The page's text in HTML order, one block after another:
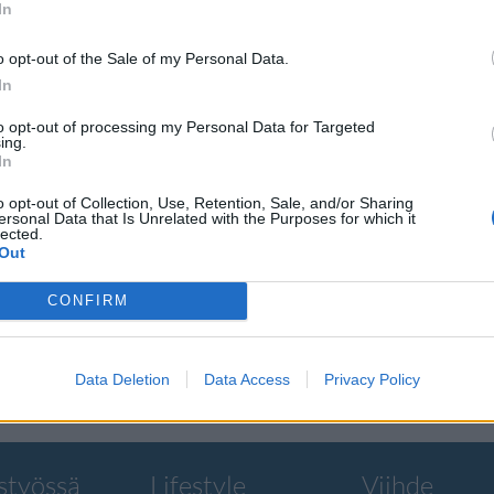
opt-out of the Sale of my Personal Data.
opt-out of processing my Personal Data for Targeted
opt-out of Collection, Use, Retention, Sale, and/or Sharing
Data that Is Unrelated with the Purposes for which it
CONFIRM
Data Deletion Data Access Privacy Policy
työ
Lifestyle Viihde